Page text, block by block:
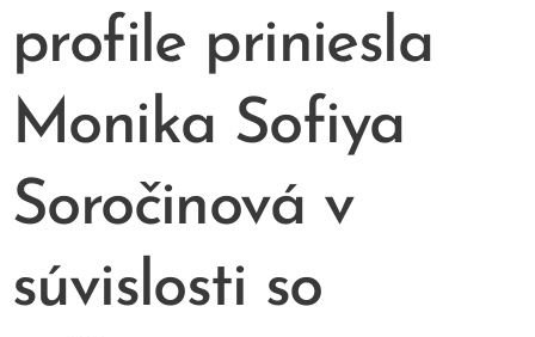
profile priniesla
Monika Sofiya
Soročinová v
súvislosti so